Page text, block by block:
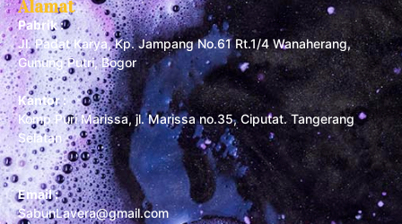
Alamat
Pabrik :
Jl. Padat Karya, Kp. Jampang No.61 Rt.1/4 Wanaherang,
Gunung Putri, Bogor
Kantor :
Komp Puri Marissa, jl. Marissa no.35, Ciputat. Tangerang
Selatan
Email :
SabunLavera@gmail.com